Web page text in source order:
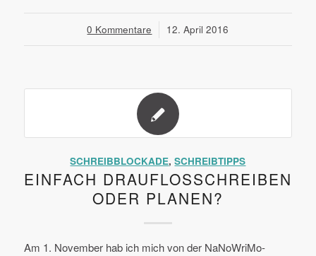
0 Kommentare
/ 12. April 2016
SCHREIBBLOCKADE,SCHREIBTIPPS
EINFACH DRAUFLOSSCHREIBEN
ODER PLANEN?
Am 1. November hab ich mich von der NaNoWriMo-